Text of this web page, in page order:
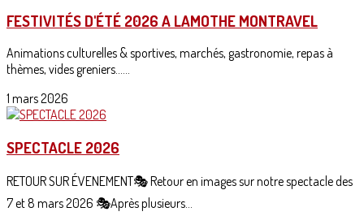
FESTIVITÉS D'ÉTÉ 2026 A LAMOTHE MONTRAVEL
Animations culturelles & sportives, marchés, gastronomie, repas à
thèmes, vides greniers......
1 mars 2026
SPECTACLE 2026
RETOUR SUR ÉVENEMENT🎭 Retour en images sur notre spectacle des
7 et 8 mars 2026 🎭Après plusieurs...